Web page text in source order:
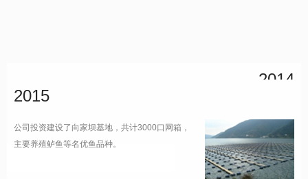
2014
养殖基地，共计3000口网箱。
2015
公司投资建设了向家坝基地，共计3000口网箱，
主要养殖鲈鱼等名优鱼品种。